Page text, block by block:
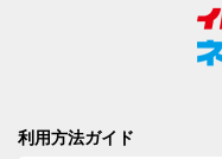
利用方法ガイド